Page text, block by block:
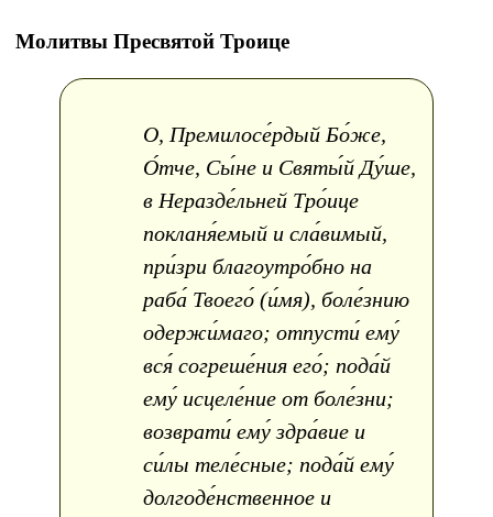
Молитвы Пресвятой Троице
О, Премилосе́рдый Бо́же,
О́тче, Сы́не и Святы́й Ду́ше,
в Неразде́льней Тро́ице
покланя́емый и сла́вимый,
при́зри благоутро́бно на
раба́ Твоего́ (и́мя), боле́знию
одержи́маго; отпусти́ ему́
вся́ согреше́ния его́; пода́й
ему́ исцеле́ние от боле́зни;
возврати́ ему́ здра́вие и
си́лы теле́сные; пода́й ему́
долгоде́нственное и